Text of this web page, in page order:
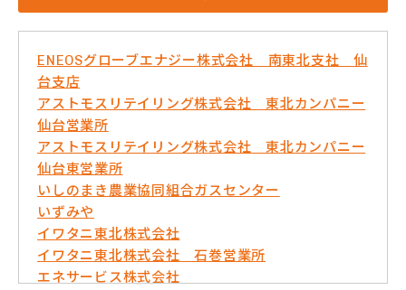
ENEOSグローブエナジー株式会社 南東北支社 仙
台支店
アストモスリテイリング株式会社 東北カンパニー
仙台営業所
アストモスリテイリング株式会社 東北カンパニー
仙台東営業所
いしのまき農業協同組合ガスセンター
いずみや
イワタニ東北株式会社
イワタニ東北株式会社 石巻営業所
エネサービス株式会社